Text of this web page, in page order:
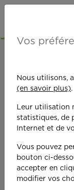
On
Vos
Nous utilisons,
(en savoir plus).
Leur utilisation
statistiques, de
Internet et de
Vous pouvez
bouton ci-
accepter en
modifier vos